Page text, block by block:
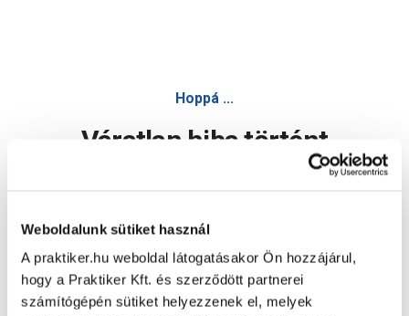
Weboldalunk sütiket használ
A praktiker.hu weboldal látogatásakor Ön hozzájárul,
hogy a Praktiker Kft. és szerződött partnerei
számítógépén sütiket helyezzenek el, melyek
Hoppá ...
Váratlan hiba történt
Oldal újratöltése